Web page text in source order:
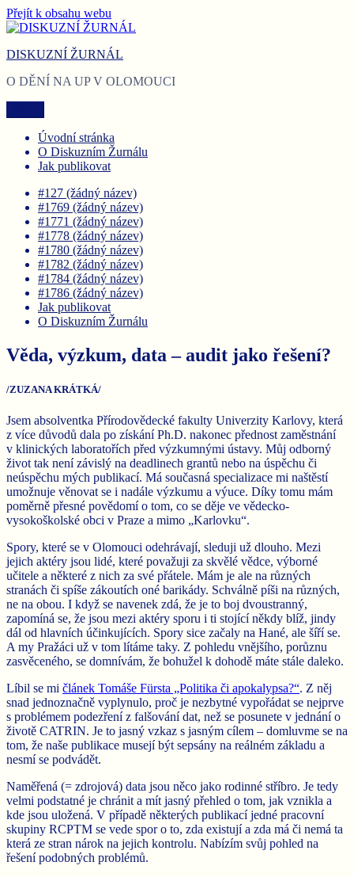
Přejít k obsahu webu
DISKUZNÍ ŽURNÁL
O DĚNÍ NA UP V OLOMOUCI
Úvodní stránka
O Diskuzním Žurnálu
Jak publikovat
#127 (žádný název)
#1769 (žádný název)
#1771 (žádný název)
#1778 (žádný název)
#1780 (žádný název)
#1782 (žádný název)
#1784 (žádný název)
#1786 (žádný název)
Jak publikovat
O Diskuzním Žurnálu
Věda, výzkum, data – audit jako řešení?
/ZUZANA KRÁTKÁ/
Jsem absolventka Přírodovědecké fakulty Univerzity Karlovy, která
z více důvodů dala po získání Ph.D. nakonec přednost zaměstnání
v klinických laboratořích před výzkumnými ústavy. Můj odborný
život tak není závislý na deadlinech grantů nebo na úspěchu či
neúspěchu mých publikací. Má současná specializace mi naštěstí
umožnuje věnovat se i nadále výzkumu a výuce. Díky tomu mám
poměrně přesné povědomí o tom, co se děje ve vědecko-
vysokoškolské obci v Praze a mimo „Karlovku“.
Spory, které se v Olomouci odehrávají, sleduji už dlouho. Mezi
jejich aktéry jsou lidé, které považuji za skvělé vědce, výborné
učitele a některé z nich za své přátele. Mám je ale na různých
stranách či spíše zákoutích oné barikády. Schválně píši na různých,
ne na obou. I když se navenek zdá, že je to boj dvoustranný,
zapomíná se, že jsou mezi aktéry sporu i ti stojící někdy blíž, jindy
dál od hlavních účinkujících. Spory sice začaly na Hané, ale šíří se.
A my Pražáci už v tom lítáme taky. Z pohledu vnějšího, porůznu
zasvěceného, se domnívám, že bohužel k dohodě máte stále daleko.
Líbil se mi článek Tomáše Fürsta „Politika či apokalypsa?“. Z něj
snad jednoznačně vyplynulo, proč je nezbytné vypořádat se nejprve
s problémem podezření z falšování dat, než se posunete v jednání o
životě CATRIN. Je to jasný vzkaz s jasným cílem – domluvme se na
tom, že naše publikace musejí být sepsány na reálném základu a
nesmí se podvádět.
Naměřená (= zdrojová) data jsou něco jako rodinné stříbro. Je tedy
velmi podstatné je chránit a mít jasný přehled o tom, jak vznikla a
kde jsou uložená. V případě některých publikací jedné pracovní
skupiny RCPTM se vede spor o to, zda existují a zda má či nemá ta
která ze stran nárok na jejich kontrolu. Nabízím svůj pohled na
řešení podobných problémů.